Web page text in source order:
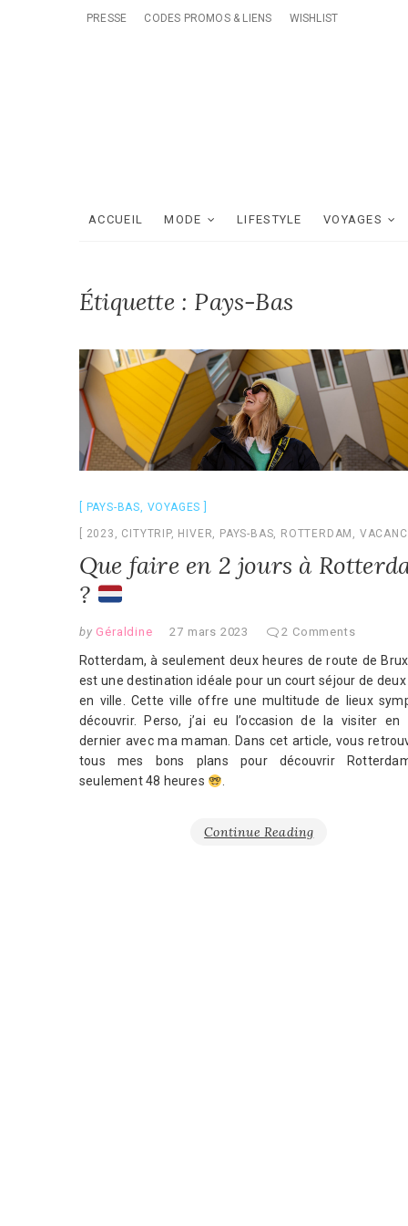
PRESSE CODES PROMOS & LIENS WISHLIST
ACCUEIL MODE LIFESTYLE VOYAGES
Étiquette : Pays-Bas
PAYS-BAS, VOYAGES
2023 , CITYTRIP, HIVER, PAYS-BAS, ROTTERDAM ,
Que faire en 2 jours à
?
by Géraldine 27 mars 2023 2 Comments
Rotterdam, à seulement deux heures de route de
est une destination idéale pour un court séjour de
en ville. Cette ville offre une multitude de lieux
découvrir. Perso, j’ai eu l’occasion de la visiter en
dernier avec ma maman. Dans cet article, vous
tous mes bons plans pour découvrir
seulement 48 heures
.
Continue Reading